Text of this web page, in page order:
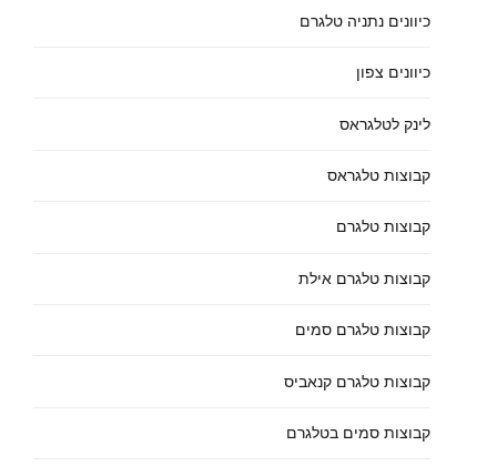
כיוונים נתניה טלגרם
כיוונים צפון
לינק לטלגראס
קבוצות טלגראס
קבוצות טלגרם
קבוצות טלגרם אילת
קבוצות טלגרם סמים
קבוצות טלגרם קנאביס
קבוצות סמים בטלגרם